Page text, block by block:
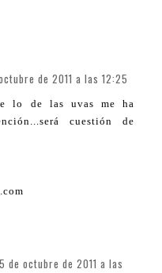
de 2011 a las 12:25
lo de las uvas me ha
cuestión de
de octubre de 2011 a las